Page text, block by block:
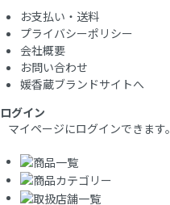
お支払い・送料
プライバシーポリシー
会社概要
お問い合わせ
媛香蔵ブランドサイトへ
ログイン
マイページにログインできます。